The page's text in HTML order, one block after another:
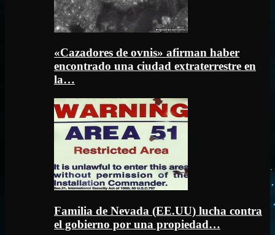
«Cazadores de ovnis» afirman haber
encontrado una ciudad extraterrestre en
la…
Familia de Nevada (EE.UU) lucha contra
el gobierno por una propiedad…